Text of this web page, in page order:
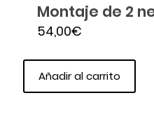
Montaje de 2
54,00€
Añadir al carrito